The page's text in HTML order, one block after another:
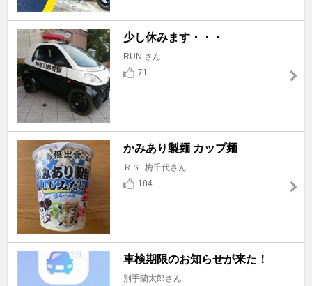
少し休みます・・・
RUN.さん
71
かみあり製麺 カップ麺
ＲＳ_梅千代さん
184
車検期限のお知らせが来た！
別手蘭太郎さん